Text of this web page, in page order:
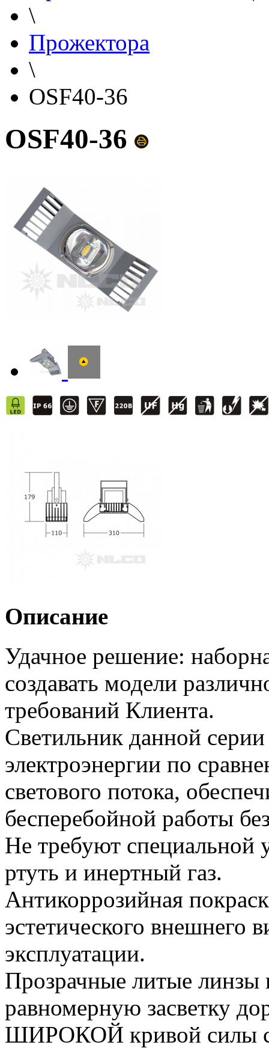
\
Прожектора
\
OSF40-36
OSF40-36
Описание
Удачное решение:
создавать модели
требований Клиента.
Светильник данной
электроэнергии по
светового потока,
бесперебойной работы
Не требуют специальной
ртуть и инертный газ.
Антикоррозийная
эстетического внешнего
эксплуатации.
Прозрачные литые линзы
равномерную засветку
ШИРОКОЙ кривой силы